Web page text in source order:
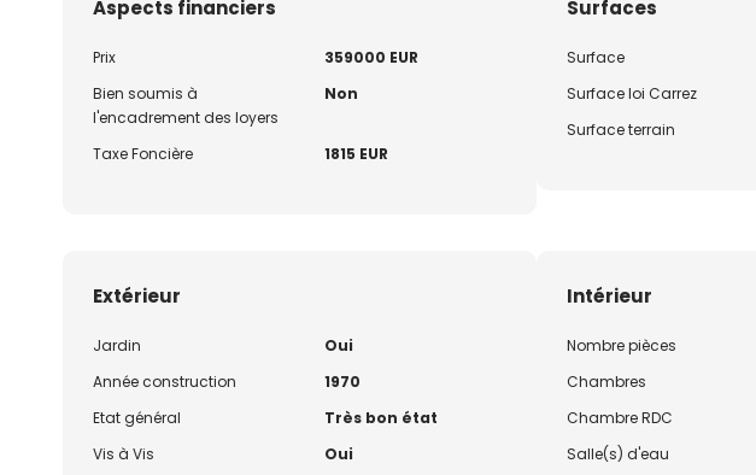
Aspects financiers
Prix
359000 EUR
Bien soumis à
l'encadrement des loyers
Non
Taxe Foncière 1815 EUR
Surfaces
Surface
Surface loi Carrez
Surface terrain
Extérieur
Jardin
Oui
Année construction
1970
Etat général
Très bon état
Vis à Vis
Oui
Intérieur
Nombre pièces
Chambres
Chambre RDC
Salle(s) d'eau